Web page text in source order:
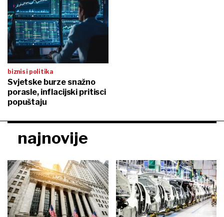
biznis i politika
Svjetske burze snažno
porasle, inflacijski pritisci
popuštaju
najnovije